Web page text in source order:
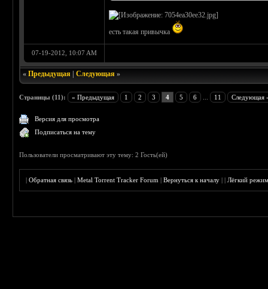
есть такая привычка
07-19-2012, 10:07 AM
«Предыдущая |Следующая »
Страницы (11): « Предыдущая 1 2 3 4 5 6 11 Следующая
Версия для просмотра
Подписаться на тему
Пользователи просматривают эту тему: 2 Гость(ей)
|Обратная связь |Metal Torrent Tracker Forum |Вернуться к началу ||Лёгкий